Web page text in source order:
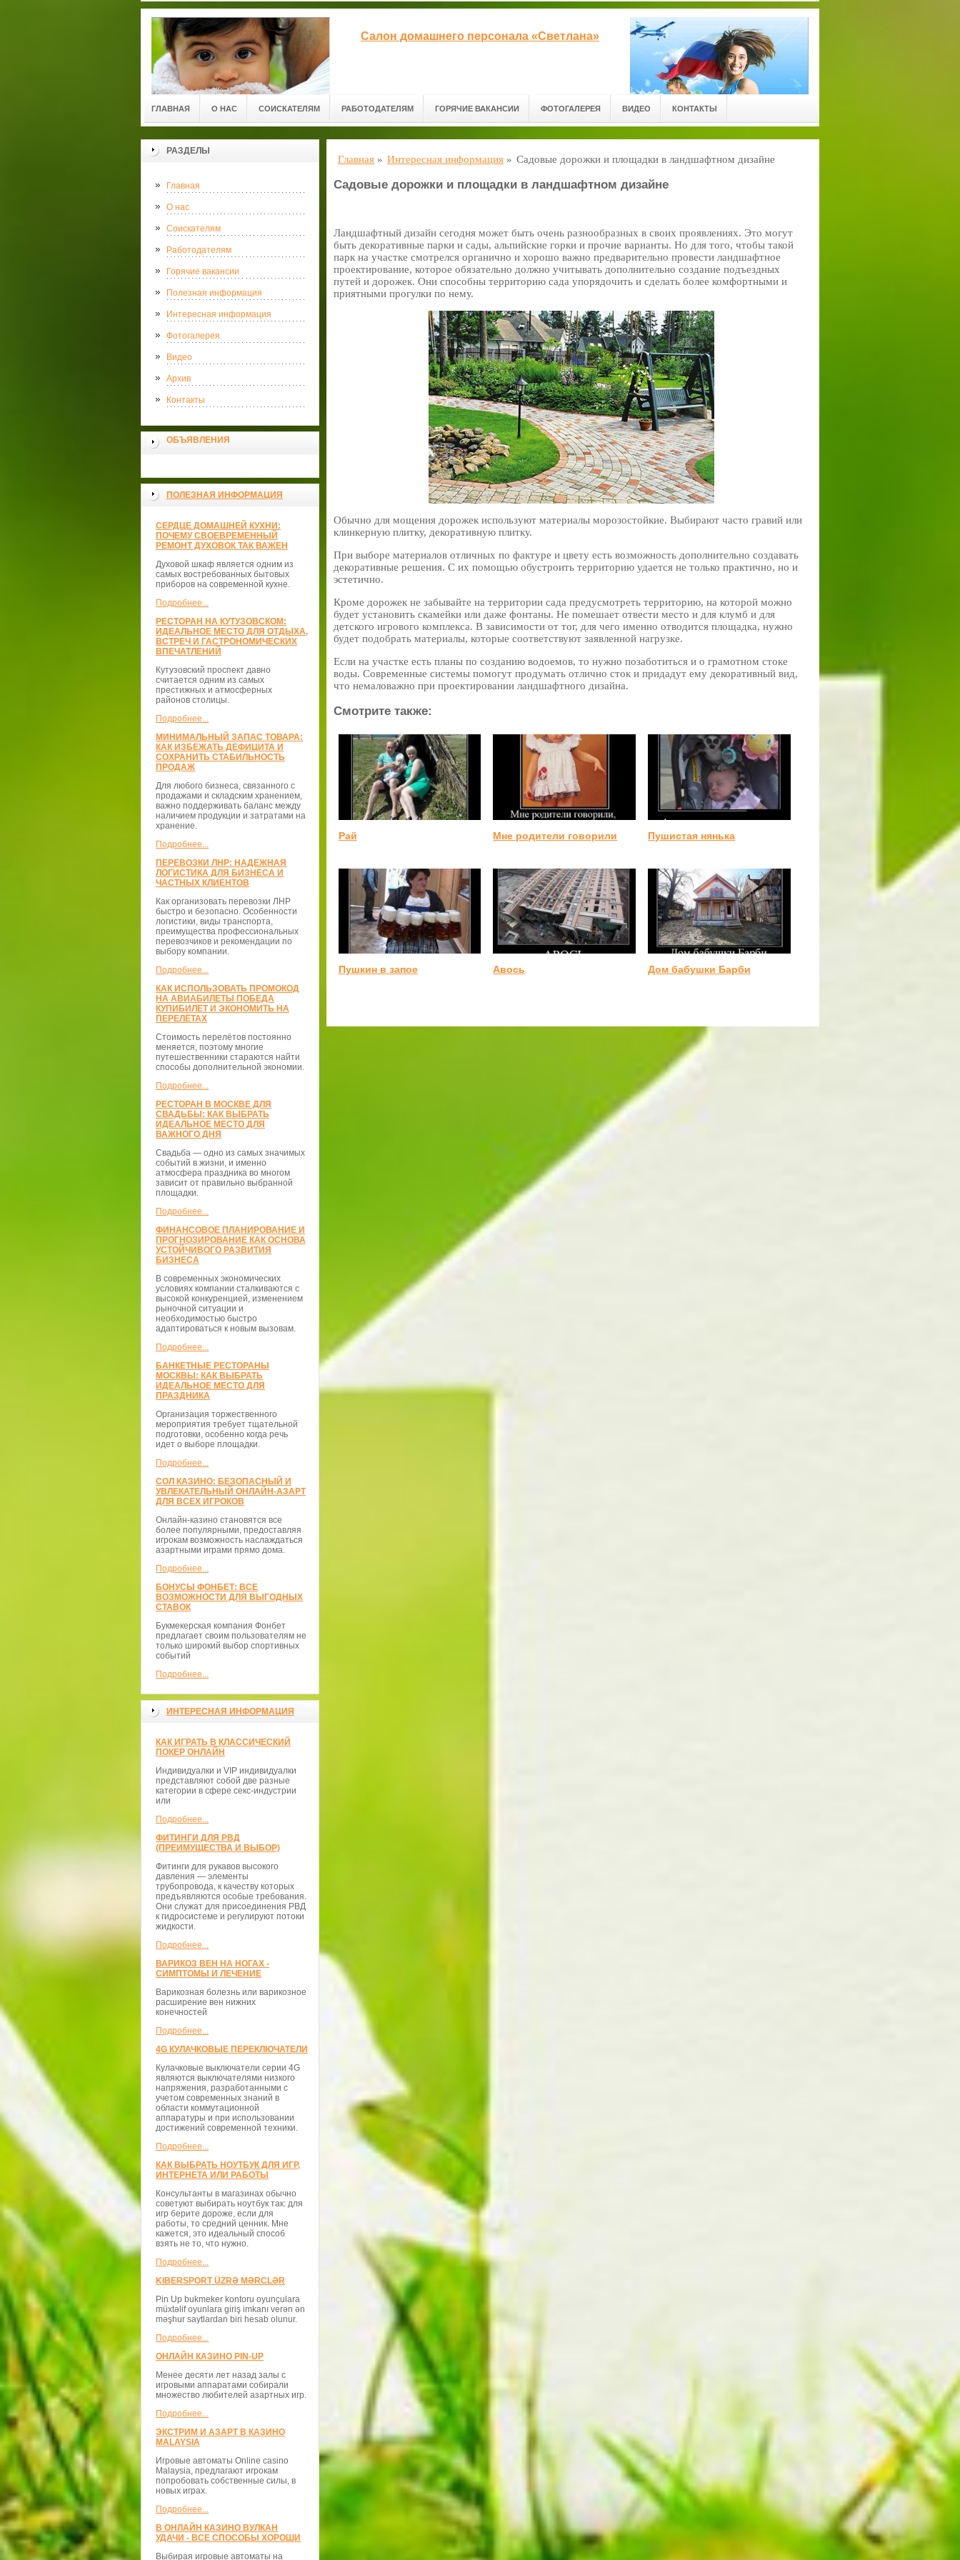
Салон домашнего персонала «Светлана»
ГЛАВНАЯ О НАС СОИСКАТЕЛЯМ РАБОТОДАТЕЛЯМ ГОРЯЧИЕ ВАКАНСИИ ФОТОГАЛЕРЕЯ ВИДЕО КОНТАКТЫ
РАЗДЕЛЫ
Главная
О нас
Соискателям
Работодателям
Горячие вакансии
Полезная информация
Интересная информация
Фотогалерея
Видео
Архив
Контакты
ОБЪЯВЛЕНИЯ
ПОЛЕЗНАЯ ИНФОРМАЦИЯ
СЕРДЦЕ ДОМАШНЕЙ КУХНИ:
ПОЧЕМУ СВОЕВРЕМЕННЫЙ
РЕМОНТ ДУХОВОК ТАК ВАЖЕН
Духовой шкаф является одним из
самых востребованных бытовых
приборов на современной кухне.
Подробнее...
РЕСТОРАН НА КУТУЗОВСКОМ:
ИДЕАЛЬНОЕ МЕСТО ДЛЯ ОТДЫХА,
ВСТРЕЧ И ГАСТРОНОМИЧЕСКИХ
ВПЕЧАТЛЕНИЙ
Кутузовский проспект давно
считается одним из самых
престижных и атмосферных
районов столицы.
Подробнее...
МИНИМАЛЬНЫЙ ЗАПАС ТОВАРА:
КАК ИЗБЕЖАТЬ ДЕФИЦИТА И
СОХРАНИТЬ СТАБИЛЬНОСТЬ
ПРОДАЖ
Для любого бизнеса, связанного с
продажами и складским хранением,
важно поддерживать баланс между
наличием продукции и затратами на
хранение.
Подробнее...
ПЕРЕВОЗКИ ЛНР: НАДЕЖНАЯ
ЛОГИСТИКА ДЛЯ БИЗНЕСА И
ЧАСТНЫХ КЛИЕНТОВ
Как организовать перевозки ЛНР
быстро и безопасно. Особенности
логистики, виды транспорта,
преимущества профессиональных
перевозчиков и рекомендации по
выбору компании.
Подробнее...
КАК ИСПОЛЬЗОВАТЬ ПРОМОКОД
НА АВИАБИЛЕТЫ ПОБЕДА
КУПИБИЛЕТ И ЭКОНОМИТЬ НА
ПЕРЕЛЁТАХ
Стоимость перелётов постоянно
меняется, поэтому многие
путешественники стараются найти
способы дополнительной экономии.
Подробнее...
РЕСТОРАН В МОСКВЕ ДЛЯ
СВАДЬБЫ: КАК ВЫБРАТЬ
ИДЕАЛЬНОЕ МЕСТО ДЛЯ
ВАЖНОГО ДНЯ
Свадьба — одно из самых значимых
событий в жизни, и именно
атмосфера праздника во многом
зависит от правильно выбранной
площадки.
Подробнее...
ФИНАНСОВОЕ ПЛАНИРОВАНИЕ И
ПРОГНОЗИРОВАНИЕ КАК ОСНОВА
УСТОЙЧИВОГО РАЗВИТИЯ
БИЗНЕСА
В современных экономических
условиях компании сталкиваются с
высокой конкуренцией, изменением
рыночной ситуации и
необходимостью быстро
адаптироваться к новым вызовам.
Подробнее...
БАНКЕТНЫЕ РЕСТОРАНЫ
МОСКВЫ: КАК ВЫБРАТЬ
ИДЕАЛЬНОЕ МЕСТО ДЛЯ
ПРАЗДНИКА
Организация торжественного
мероприятия требует тщательной
подготовки, особенно когда речь
идет о выборе площадки.
Подробнее...
СОЛ КАЗИНО: БЕЗОПАСНЫЙ И
УВЛЕКАТЕЛЬНЫЙ ОНЛАЙН-АЗАРТ
ДЛЯ ВСЕХ ИГРОКОВ
Онлайн-казино становятся все
более популярными, предоставляя
игрокам возможность наслаждаться
азартными играми прямо дома.
Подробнее...
БОНУСЫ ФОНБЕТ: ВСЕ
ВОЗМОЖНОСТИ ДЛЯ ВЫГОДНЫХ
СТАВОК
Букмекерская компания Фонбет
предлагает своим пользователям не
только широкий выбор спортивных
событий
Подробнее...
ИНТЕРЕСНАЯ ИНФОРМАЦИЯ
КАК ИГРАТЬ В КЛАССИЧЕСКИЙ
ПОКЕР ОНЛАЙН
Индивидуалки и VIP индивидуалки
представляют собой две разные
категории в сфере секс-индустрии
или
Подробнее...
ФИТИНГИ ДЛЯ РВД
(ПРЕИМУЩЕСТВА И ВЫБОР)
Фитинги для рукавов высокого
давления — элементы
трубопровода, к качеству которых
предъявляются особые требования.
Они служат для присоединения РВД
к гидросистеме и регулируют потоки
жидкости.
Подробнее...
ВАРИКОЗ ВЕН НА НОГАХ -
СИМПТОМЫ И ЛЕЧЕНИЕ
Варикозная болезнь или варикозное
расширение вен нижних
конечностей
Подробнее...
4G КУЛАЧКОВЫЕ ПЕРЕКЛЮЧАТЕЛИ
Кулачковые выключатели серии 4G
являются выключателями низкого
напряжения, разработанными с
учетом современных знаний в
области коммутационной
аппаратуры и при использовании
достижений современной техники.
Подробнее...
КАК ВЫБРАТЬ НОУТБУК ДЛЯ ИГР,
ИНТЕРНЕТА ИЛИ РАБОТЫ
Консультанты в магазинах обычно
советуют выбирать ноутбук так: для
игр берите дороже, если для
работы, то средний ценник. Мне
кажется, это идеальный способ
взять не то, что нужно.
Подробнее...
KIBERSPORT ÜZRƏ MƏRCLƏR
Pin Up bukmeker kontoru oyunçulara
müxtəlif oyunlara giriş imkanı verən ən
məşhur saytlardan biri hesab olunur.
Подробнее...
ОНЛАЙН КАЗИНО PIN-UP
Менее десяти лет назад залы с
игровыми аппаратами собирали
множество любителей азартных игр.
Подробнее...
ЭКСТРИМ И АЗАРТ В КАЗИНО
MALAYSIA
Игровые автоматы Online casino
Malaysia, предлагают игрокам
попробовать собственные силы, в
новых играх.
Подробнее...
В ОНЛАЙН КАЗИНО ВУЛКАН
УДАЧИ - ВСЕ СПОСОБЫ ХОРОШИ
Выбирая игровые автоматы на
Главная » Интересная информация » Садовые дорожки и площадки в ландшафтном дизайне
Садовые дорожки и площадки в ландшафтном дизайне
Ландшафтный дизайн сегодня может быть очень разнообразных в своих проявлениях. Это могут
быть декоративные парки и сады, альпийские горки и прочие варианты. Но для того, чтобы такой
парк на участке смотрелся органично и хорошо важно предварительно провести ландшафтное
проектирование, которое обязательно должно учитывать дополнительно создание подъездных
путей и дорожек. Они способны территорию сада упорядочить и сделать более комфортными и
приятными прогулки по нему.
Обычно для мощения дорожек используют материалы морозостойкие. Выбирают часто гравий или
клинкерную плитку, декоративную плитку.
При выборе материалов отличных по фактуре и цвету есть возможность дополнительно создавать
декоративные решения. С их помощью обустроить территорию удается не только практично, но и
эстетично.
Кроме дорожек не забывайте на территории сада предусмотреть территорию, на которой можно
будет установить скамейки или даже фонтаны. Не помешает отвести место и для клумб и для
детского игрового комплекса. В зависимости от тог, для чего именно отводится площадка, нужно
будет подобрать материалы, которые соответствуют заявленной нагрузке.
Если на участке есть планы по созданию водоемов, то нужно позаботиться и о грамотном стоке
воды. Современные системы помогут продумать отлично сток и придадут ему декоративный вид,
что немаловажно при проектировании ландшафтного дизайна.
Смотрите также:
Рай Мне родители говорили Пушистая нянька
Пушкин в запое Авось Дом бабушки Барби